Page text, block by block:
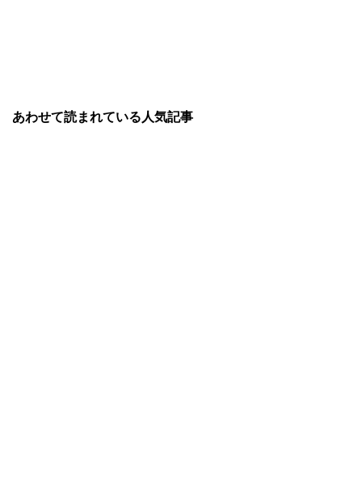
あわせて読まれている人気記事